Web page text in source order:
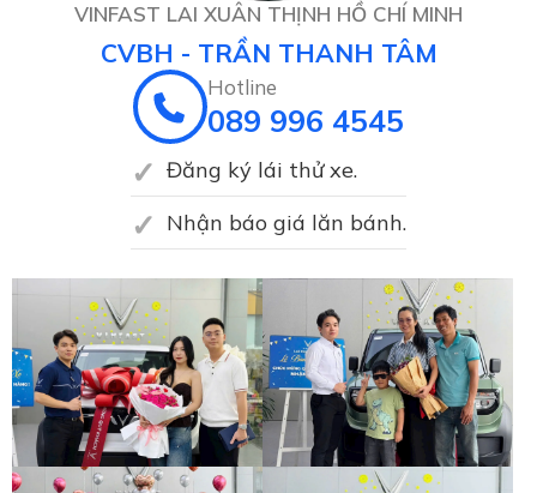
VINFAST LAI XUÂN THỊNH HỒ CHÍ MINH
CVBH - TRẦN THANH TÂM
Hotline
089 996 4545
Đăng ký lái thử xe.
Nhận báo giá lăn bánh.